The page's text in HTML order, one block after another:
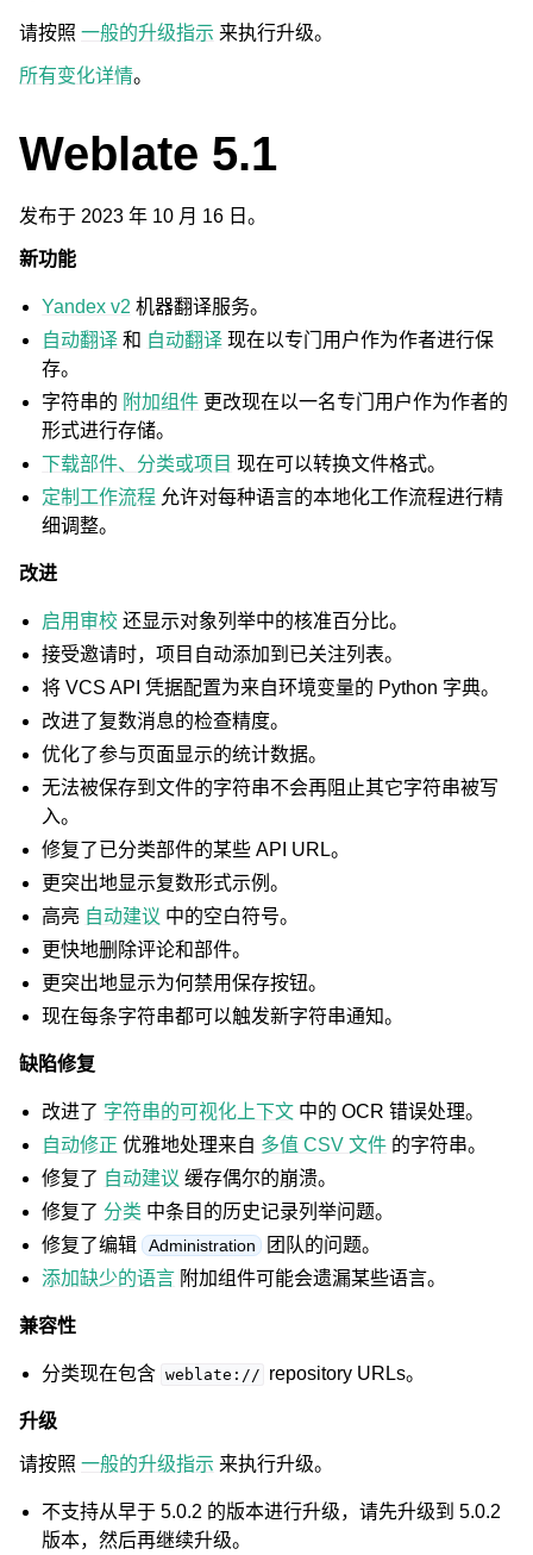
请按照 一般的升级指示 来执行升级。
所有变化详情。
Weblate 5.1
发布于 2023 年 10 月 16 日。
新功能
Yandex v2 机器翻译服务。
自动翻译 和 自动翻译 现在以专门用户作为作者进行保
存。
字符串的 附加组件 更改现在以一名专门用户作为作者的
形式进行存储。
下载部件、分类或项目 现在可以转换文件格式。
定制工作流程 允许对每种语言的本地化工作流程进行精
细调整。
改进
启用审校 还显示对象列举中的核准百分比。
接受邀请时，项目自动添加到已关注列表。
将 VCS API 凭据配置为来自环境变量的 Python 字典。
改进了复数消息的检查精度。
优化了参与页面显示的统计数据。
无法被保存到文件的字符串不会再阻止其它字符串被写
入。
修复了已分类部件的某些 API URL。
更突出地显示复数形式示例。
高亮 自动建议 中的空白符号。
更快地删除评论和部件。
更突出地显示为何禁用保存按钮。
现在每条字符串都可以触发新字符串通知。
缺陷修复
改进了 字符串的可视化上下文 中的 OCR 错误处理。
自动修正 优雅地处理来自 多值 CSV 文件 的字符串。
修复了 自动建议 缓存偶尔的崩溃。
修复了 分类 中条目的历史记录列举问题。
修复了编辑 Administration 团队的问题。
添加缺少的语言 附加组件可能会遗漏某些语言。
兼容性
分类现在包含 weblate:// repository URLs。
升级
请按照 一般的升级指示 来执行升级。
不支持从早于 5.0.2 的版本进行升级，请先升级到 5.0.2
版本，然后再继续升级。